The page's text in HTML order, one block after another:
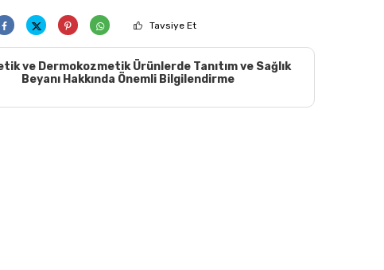
Tavsiye Et
ve Dermokozmetik Ürünlerde Tanıtım ve Sağlık
Beyanı Hakkında Önemli Bilgilendirme